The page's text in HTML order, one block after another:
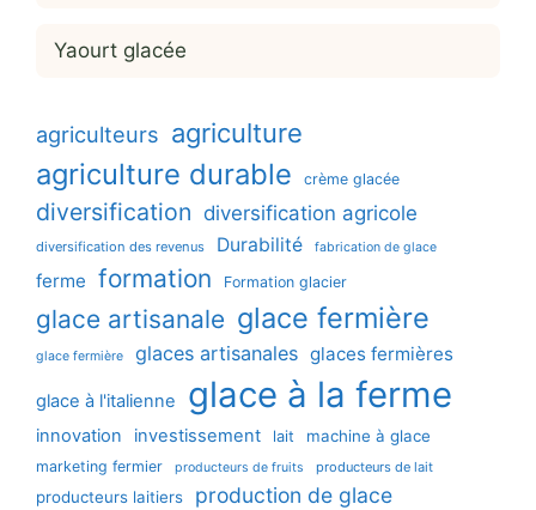
Yaourt glacée
agriculteurs agriculture
agriculture durable crème glacée
diversification diversification agricole
diversification des revenus Durabilité fabrication de glace
ferme formation Formation glacier
glace artisanale glace fermière
glace fermière glaces artisanales glaces fermières
glace à l'italienne glace à la ferme
innovation investissement lait machine à glace
marketing fermier producteurs de fruits producteurs de lait
producteurs laitiers production de glace